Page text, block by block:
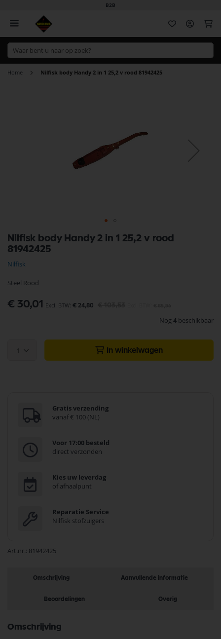
B2B
Home Nilfisk body Handy 2 in 1 25,2 v rood 81942425
Nilfisk body Handy 2 in 1 25,2 v rood
81942425
Nilfisk
Steel Rood
Speciale
€ 30,01 € 24,80
Nog 4 beschikbaar
1 In winkelwagen
Gratis verzending
vanaf € 100 (NL)
Voor 17:00 besteld
direct verzonden
Kies uw leverdag
of afhaalpunt
Reparatie Service
Nilfisk stofzuigers
Art.nr. 81942425
naar
het
van
afbeeldingen-
Omschrijving Aanvullende informatie
Beoordelingen Overig
Omschrijving